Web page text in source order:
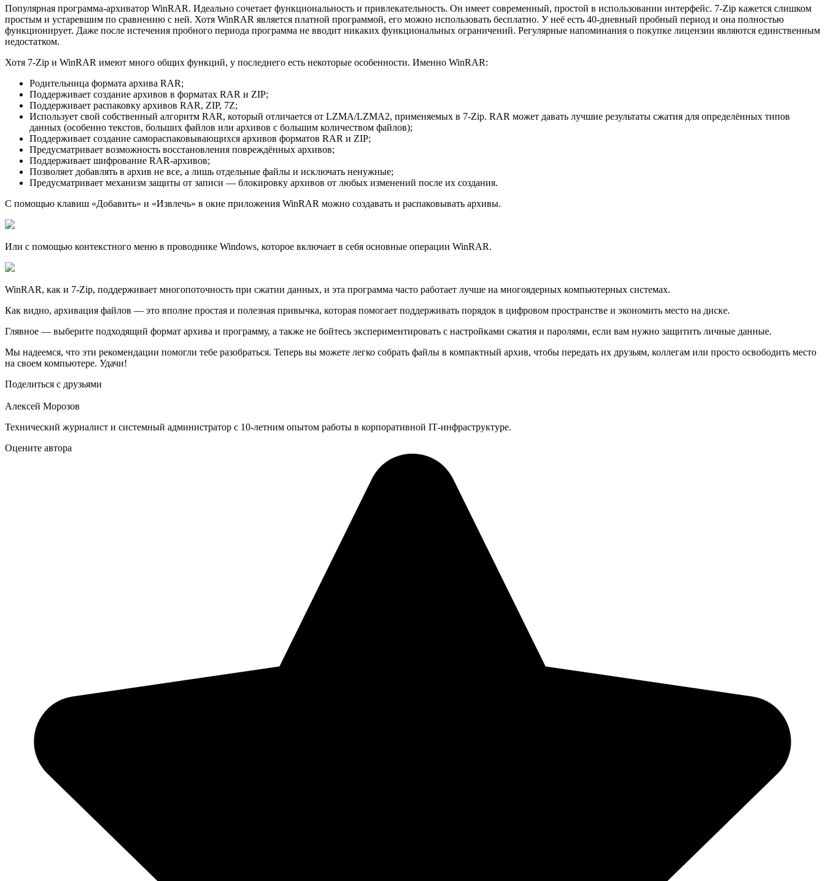
Популярная программа-архиватор WinRAR. Идеально сочетает функциональность и привлекательность. Он имеет современный, простой в использовании интерфейс. 7-Zip кажется слишком
простым и устаревшим по сравнению с ней. Хотя WinRAR является платной программой, его можно использовать бесплатно. У неё есть 40-дневный пробный период и она полностью
функционирует. Даже после истечения пробного периода программа не вводит никаких функциональных ограничений. Регулярные напоминания о покупке лицензии являются единственным
недостатком.
Хотя 7-Zip и WinRAR имеют много общих функций, у последнего есть некоторые особенности. Именно WinRAR:
Родительница формата архива RAR;
Поддерживает создание архивов в форматах RAR и ZIP;
Поддерживает распаковку архивов RAR, ZIP, 7Z;
Использует свой собственный алгоритм RAR, который отличается от LZMA/LZMA2, применяемых в 7-Zip. RAR может давать лучшие результаты сжатия для определённых типов
данных (особенно текстов, больших файлов или архивов с большим количеством файлов);
Поддерживает создание самораспаковывающихся архивов форматов RAR и ZIP;
Предусматривает возможность восстановления повреждённых архивов;
Поддерживает шифрование RAR-архивов;
Позволяет добавлять в архив не все, а лишь отдельные файлы и исключать ненужные;
Предусматривает механизм защиты от записи — блокировку архивов от любых изменений после их создания.
С помощью клавиш «Добавить» и «Извлечь» в окне приложения WinRAR можно создавать и распаковывать архивы.
Или с помощью контекстного меню в проводнике Windows, которое включает в себя основные операции WinRAR.
WinRAR, как и 7-Zip, поддерживает многопоточность при сжатии данных, и эта программа часто работает лучше на многоядерных компьютерных системах.
Как видно, архивация файлов — это вполне простая и полезная привычка, которая помогает поддерживать порядок в цифровом пространстве и экономить место на диске.
Глявное — выберите подходящий формат архива и программу, а также не бойтесь экспериментировать с настройками сжатия и паролями, если вам нужно защитить личные данные.
Мы надеемся, что эти рекомендации помогли тебе разобраться. Теперь вы можете легко собрать файлы в компактный архив, чтобы передать их друзьям, коллегам или просто освободить место
на своем компьютере. Удачи!
Поделиться с друзьями
Алексей Морозов
Технический журналист и системный администратор с 10‑летним опытом работы в корпоративной IT‑инфраструктуре.
Оцените автора